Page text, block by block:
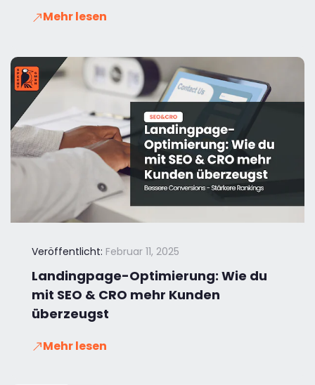
Mehr lesen
Veröffentlicht: Februar 11, 2025
Landingpage-Optimierung: Wie du
mit SEO & CRO mehr Kunden
überzeugst
Mehr lesen